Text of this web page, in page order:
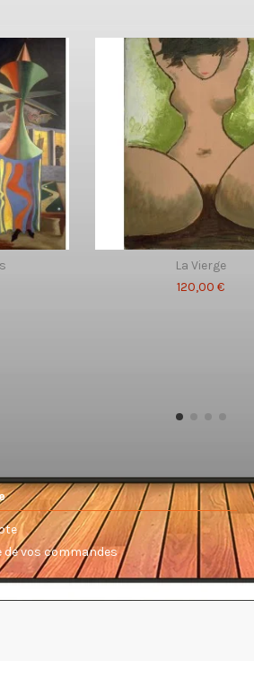
La Vierge
120,00 €
de vos commandes